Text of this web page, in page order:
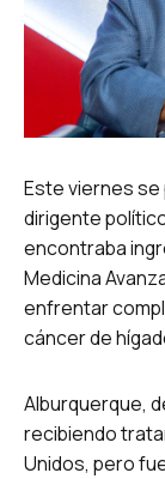
Este viernes
dirigente
encontraba
Medicina
enfrentar
cáncer de
Alburquerque,
recibiendo
Unidos, pero